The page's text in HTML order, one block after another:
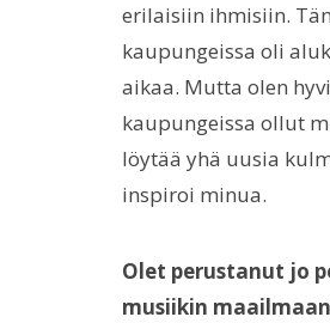
erilaisiin ihmisiin.
kaupungeissa oli
aikaa. Mutta olen
kaupungeissa ollut
löytää yhä uusia
inspiroi minua.
Olet perustanut jo
musiikin